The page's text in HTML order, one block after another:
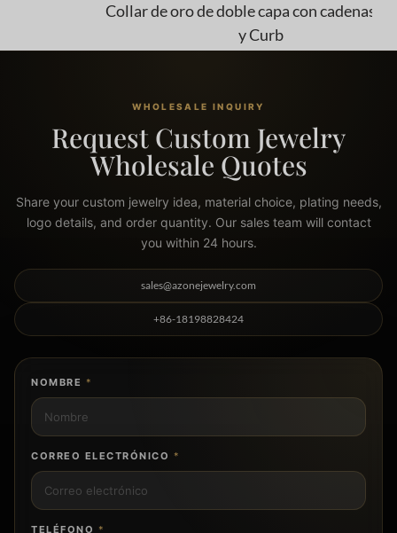
Collar de oro de doble capa con cadenas Twist
WHOLESALE INQUIRY
Request Custom Jewelry
Wholesale Quotes
Share your custom jewelry idea, material choice, plating needs,
logo details, and order quantity. Our sales team will contact
you within 24 hours.
sales@azonejewelry.com
+86-18198828424
NOMBRE
CORREO ELECTRÓNICO